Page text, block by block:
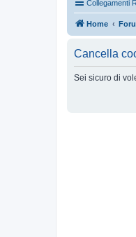
Collegamenti
Home
Cancella
Sei sicuro di